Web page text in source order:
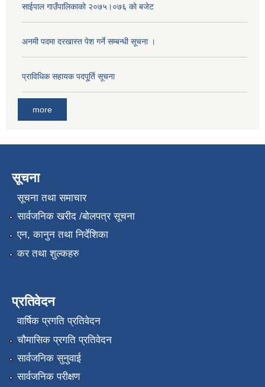
साईपाल गाउँपालिकाकाे २०७५।०७६ काे बजेट
अनमी पदमा दरखास्त पेश गर्ने सम्बन्धी सूचना ।
प्राविधिक सहायक पदपू्र्ति सूचना
more
सूचना
सूचना तथा समाचार
सार्वजनिक खरीद /बोलपत्र सूचना
एन, कानुन तथा निर्देशिका
कर तथा शुल्कहरु
प्रतिवेदन
वार्षिक प्रगति प्रतिवेदन
चौमासिक प्रगति प्रतिवेदन
सार्वजनिक सुनुवाई
सार्वजनिक परीक्षण